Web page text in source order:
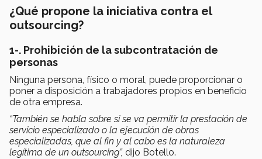
¿Qué propone la iniciativa contra el
outsourcing?
1-. Prohibición de la subcontratación de
personas
Ninguna persona, físico o moral, puede proporcionar o
poner a disposición a trabajadores propios en beneficio
de otra empresa.
“También se habla sobre si se va permitir la prestación de
servicio especializado o la ejecución de obras
especializadas, que al fin y al cabo es la naturaleza
legítima de un outsourcing”, dijo Botello.